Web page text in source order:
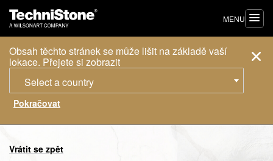
Obsah těchto stránek se může lišit na základě vaší
lokace. Přejete si zobrazit
Select a country
MENU
Vrátit se zpět